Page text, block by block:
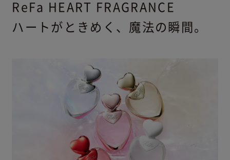
ReFa HEART FRAGRANCE
ハートがときめく、魔法の瞬間。